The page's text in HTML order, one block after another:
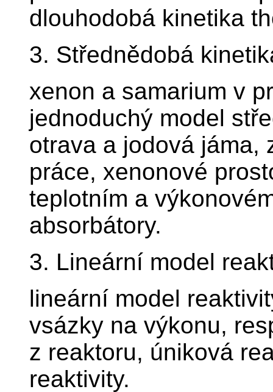
dlouhodobá kinetika
3. Střednědobá
xenon a samarium v
jednoduchý model
otrava a jodová jáma,
práce, xenonové
teplotním a
absorbátory.
3. Lineární model
lineární model
vsázky na výkonu,
z reaktoru, úniková
reaktivity.